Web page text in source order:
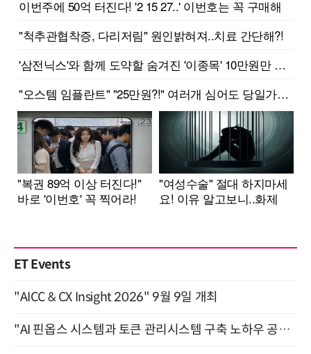
ET Events
"AICC & CX Insight 2026" 9월 9일 개최
"AI 핀옵스 시스템과 토큰 관리시스템 구축 노하우 공개" 잠실 한국광고문화회관 2층 대회의실 (8/21)